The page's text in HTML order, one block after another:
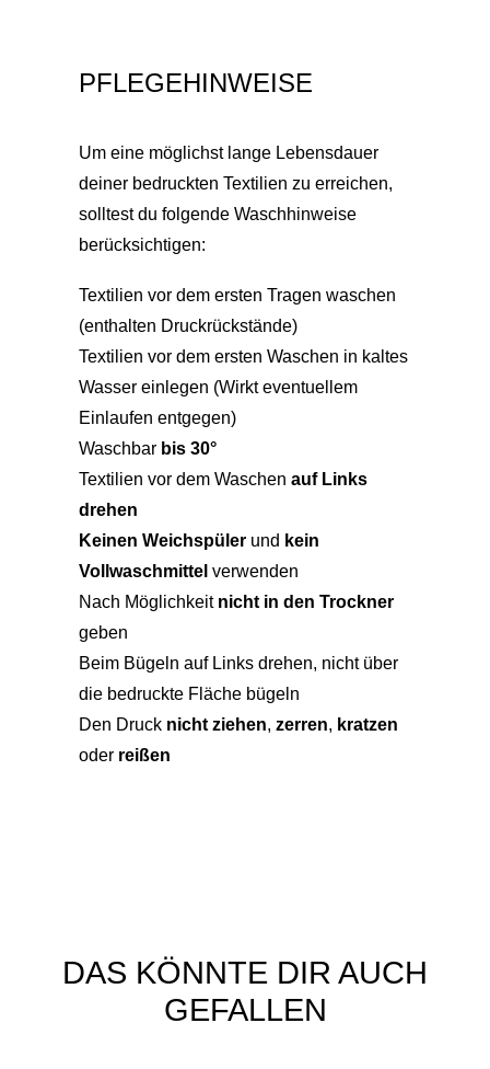
PFLEGEHINWEISE
Um eine möglichst lange Lebensdauer
deiner bedruckten Textilien zu erreichen,
solltest du folgende Waschhinweise
berücksichtigen:
Textilien vor dem ersten Tragen waschen
(enthalten Druckrückstände)
Textilien vor dem ersten Waschen in kaltes
Wasser einlegen (Wirkt eventuellem
Einlaufen entgegen)
Waschbar bis 30°
Textilien vor dem Waschen auf Links
drehen
Keinen Weichspüler und kein
Vollwaschmittel verwenden
Nach Möglichkeit nicht in den Trockner
geben
Beim Bügeln auf Links drehen, nicht über
die bedruckte Fläche bügeln
Den Druck nicht ziehen, zerren, kratzen
oder reißen
DAS KÖNNTE DIR AUCH
GEFALLEN